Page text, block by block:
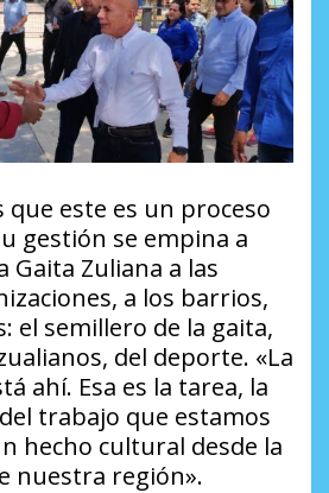
que este es un proceso
gestión se empina a
Gaita Zuliana a las
a los barrios,
el semillero de la gaita,
del deporte. «La
ahí. Esa es la tarea, la
trabajo que estamos
hecho cultural desde la
nuestra región».